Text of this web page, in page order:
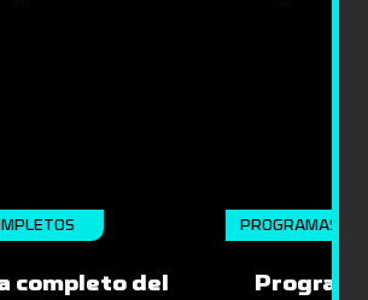
completo del
PROGRAMAS